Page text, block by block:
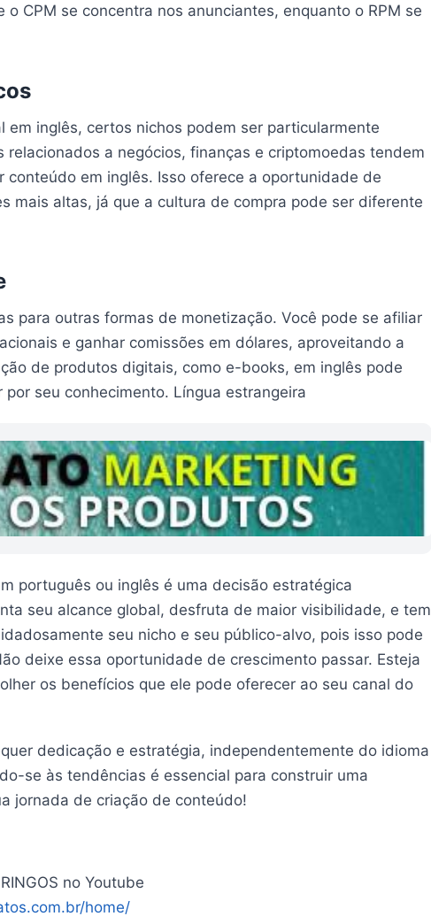
CPM se concentra nos anunciantes, enquanto o RPM se
inglês, certos nichos podem ser particularmente
a negócios, finanças e criptomoedas tendem
em inglês. Isso oferece a oportunidade de
mais altas, já que a cultura de compra pode ser diferente
para outras formas de monetização. Você pode se afiliar
e ganhar comissões em dólares, aproveitando a
de produtos digitais, como e-books, em inglês pode
seu conhecimento. Língua estrangeira
português ou inglês é uma decisão estratégica
seu alcance global, desfruta de maior visibilidade, e tem
seu nicho e seu público-alvo, pois isso pode
deixe essa oportunidade de crescimento passar. Esteja
os benefícios que ele pode oferecer ao seu canal do
dedicação e estratégia, independentemente do idioma
se às tendências é essencial para construir uma
jornada de criação de conteúdo!
no Youtube
home/